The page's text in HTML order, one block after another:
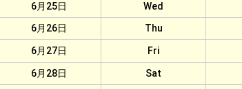
6月25日 Wed
6月26日
Thu
6月27日 Fri
6月28日
Sat